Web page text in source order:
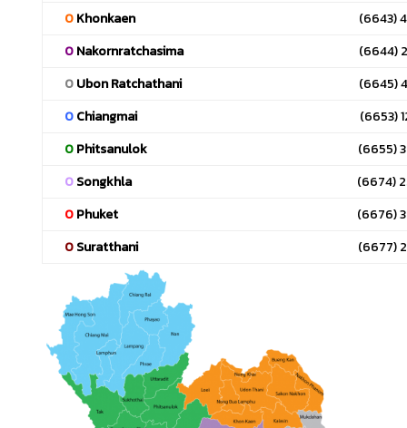
0Khonkaen
(6643)
0Nakornratchasima
(6644)
0 Ubon Ratchathani
(6645)
0Chiangmai
(6653)
0Phitsanulok
(6655)
0 Songkhla
(6674)
0 Phuket
(6676)
0Suratthani (6677)